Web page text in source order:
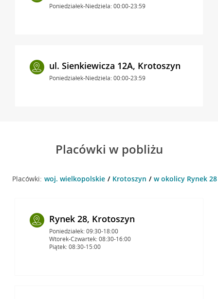
Poniedziałek-Niedziela: 00:00-23:59
ul. Sienkiewicza 12A, Krotoszyn
Poniedziałek-Niedziela: 00:00-23:59
Placówki w pobliżu
Placówki: woj. wielkopolskie Krotoszyn w okolicy Rynek
Rynek 28, Krotoszyn
Poniedziałek: 09:30-18:00
Wtorek-Czwartek: 08:30-16:00
Piątek: 08:30-15:00